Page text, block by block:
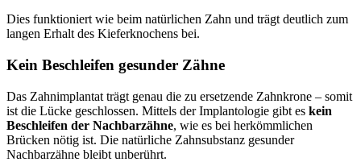
Dies funktioniert wie beim natürlichen Zahn und trägt deutlich zum
langen Erhalt des Kieferknochens bei.
Kein Beschleifen gesunder Zähne
Das Zahnimplantat trägt genau die zu ersetzende Zahnkrone – somit
ist die Lücke geschlossen. Mittels der Implantologie gibt es kein
Beschleifen der Nachbarzähne, wie es bei herkömmlichen
Brücken nötig ist. Die natürliche Zahnsubstanz gesunder
Nachbarzähne bleibt unberührt.